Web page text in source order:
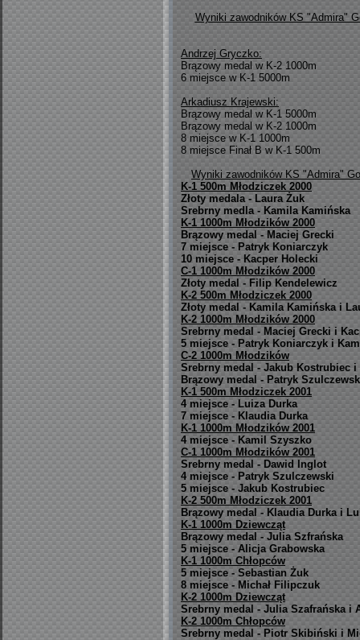
Wyniki zawodników KS "Admira"
Andrzej Gryczko:
Brązowy medal w K-2 1000m
6 miejsce w K-1 5000m
Arkadiusz Krajewski:
Brązowy medal w K-1 5000m
Brązowy medal w K-2 1000m
8 miejsce w K-1 1000m
8 miejsce Finał B w K-1 500m
Wyniki zawodników KS "Admira"
K-1 500m Młodziczek 2000
Złoty medala - Laura Żuk
Srebrny medla - Kamila Kamińska
K-1 1000m Młodzików 2000
Brązowy medal - Maciej Grecki
7 miejsce - Patryk Koniarczyk
10 miejsce - Kacper Holecki
C-1 1000m Młodzików 2000
Złoty medal - Filip Kendelewicz
K-2 500m Młodziczek 2000
Złoty medal - Kamila Kamińska i
K-2 1000m Młodzików 2000
Srebrny medal - Maciej Grecki i
5 miejsce - Patryk Koniarczyk i
C-2 1000m Młodzików
Srebrny medal - Jakub Kostrubiec
Brązowy medal - Patryk
K-1 500m Młodziczek 2001
4 miejsce - Luiza Durka
7 miejsce - Klaudia Durka
K-1 1000m Młodzików 2001
4 miejsce - Kamil Szyszko
C-1 1000m Młodzików 2001
Srebrny medal - Dawid Inglot
4 miejsce - Patryk Szulczewski
5 miejsce - Jakub Kostrubiec
K-2 500m Młodziczek 2001
Brązowy medal - Klaudia Durka i
K-1 1000m Dziewcząt
Brązowy medal - Julia Szfrańska
5 miejsce - Alicja Grabowska
K-1 1000m Chłopców
5 miejsce - Sebastian Żuk
8 miejsce - Michał Filipczuk
K-2 1000m Dziewcząt
Srebrny medal - Julia Szafrańska i
K-2 1000m Chłopców
Srebrny medal - Piotr Skibiński i